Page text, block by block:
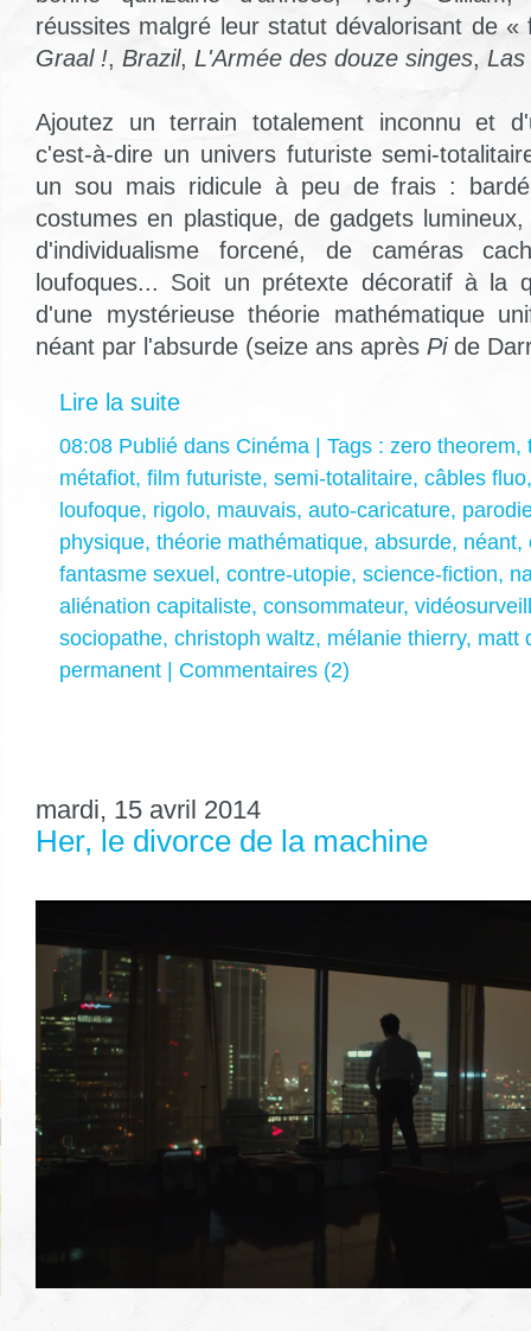
réussites malgré leur statut dévalorisant de «
Graal !, Brazil, L'Armée des douze singes, Las
Ajoutez un terrain totalement inconnu et
c'est-à-dire un univers futuriste semi-
un sou mais ridicule à peu de frais :
costumes en plastique, de gadgets
d'individualisme forcené, de caméras
loufoques... Soit un prétexte décoratif à la
d'une mystérieuse théorie mathématique
néant par l'absurde (seize ans après Pide
Lire la suite
08:08 Publié dans Cinéma | Tags : zero theorem,
métafiot, film futuriste, semi-totalitaire, câbles fluo
loufoque, rigolo, mauvais, auto-caricature,
physique, théorie mathématique, absurde, néant,
fantasme sexuel, contre-utopie, science-fiction,
aliénation capitaliste, consommateur,
sociopathe, christoph waltz, mélanie thierry, matt
permanent | Commentaires (2)
mardi, 15 avril 2014
Her, le divorce de la machine